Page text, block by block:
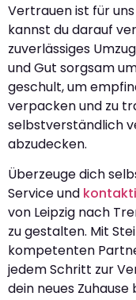
Vertrauen ist für
kannst du darauf
zuverlässiges
und Gut sorgsam
geschult, um
verpacken und zu
selbstverständlich
abzudecken.
Überzeuge dich
Service und
von Leipzig nach
zu gestalten. Mit
kompetenten
jedem Schritt zur
dein neues Zuhause